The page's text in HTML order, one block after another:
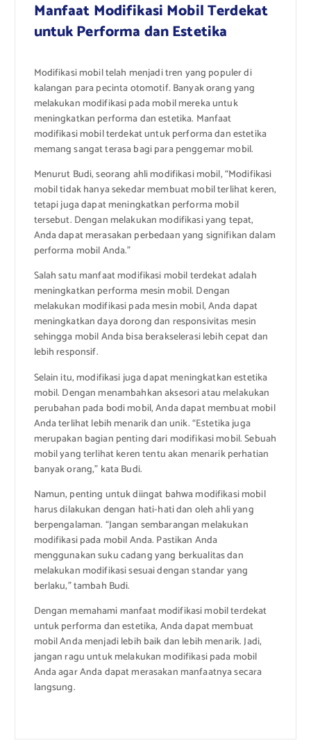
Manfaat Modifikasi Mobil Terdekat
untuk Performa dan Estetika
Modifikasi mobil telah menjadi tren yang populer di
kalangan para pecinta otomotif. Banyak orang yang
melakukan modifikasi pada mobil mereka untuk
meningkatkan performa dan estetika. Manfaat
modifikasi mobil terdekat untuk performa dan estetika
memang sangat terasa bagi para penggemar mobil.
Menurut Budi, seorang ahli modifikasi mobil, “Modifikasi
mobil tidak hanya sekedar membuat mobil terlihat keren,
tetapi juga dapat meningkatkan performa mobil
tersebut. Dengan melakukan modifikasi yang tepat,
Anda dapat merasakan perbedaan yang signifikan dalam
performa mobil Anda.”
Salah satu manfaat modifikasi mobil terdekat adalah
meningkatkan performa mesin mobil. Dengan
melakukan modifikasi pada mesin mobil, Anda dapat
meningkatkan daya dorong dan responsivitas mesin
sehingga mobil Anda bisa berakselerasi lebih cepat dan
lebih responsif.
Selain itu, modifikasi juga dapat meningkatkan estetika
mobil. Dengan menambahkan aksesori atau melakukan
perubahan pada bodi mobil, Anda dapat membuat mobil
Anda terlihat lebih menarik dan unik. “Estetika juga
merupakan bagian penting dari modifikasi mobil. Sebuah
mobil yang terlihat keren tentu akan menarik perhatian
banyak orang,” kata Budi.
Namun, penting untuk diingat bahwa modifikasi mobil
harus dilakukan dengan hati-hati dan oleh ahli yang
berpengalaman. “Jangan sembarangan melakukan
modifikasi pada mobil Anda. Pastikan Anda
menggunakan suku cadang yang berkualitas dan
melakukan modifikasi sesuai dengan standar yang
berlaku,” tambah Budi.
Dengan memahami manfaat modifikasi mobil terdekat
untuk performa dan estetika, Anda dapat membuat
mobil Anda menjadi lebih baik dan lebih menarik. Jadi,
jangan ragu untuk melakukan modifikasi pada mobil
Anda agar Anda dapat merasakan manfaatnya secara
langsung.